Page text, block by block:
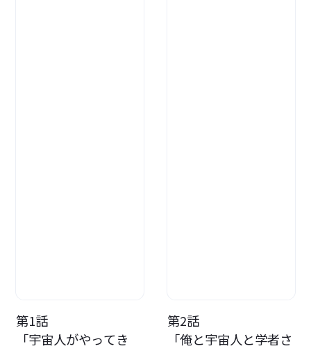
第1話
「宇宙人がやってき
第2話
「俺と宇宙人と学者さ